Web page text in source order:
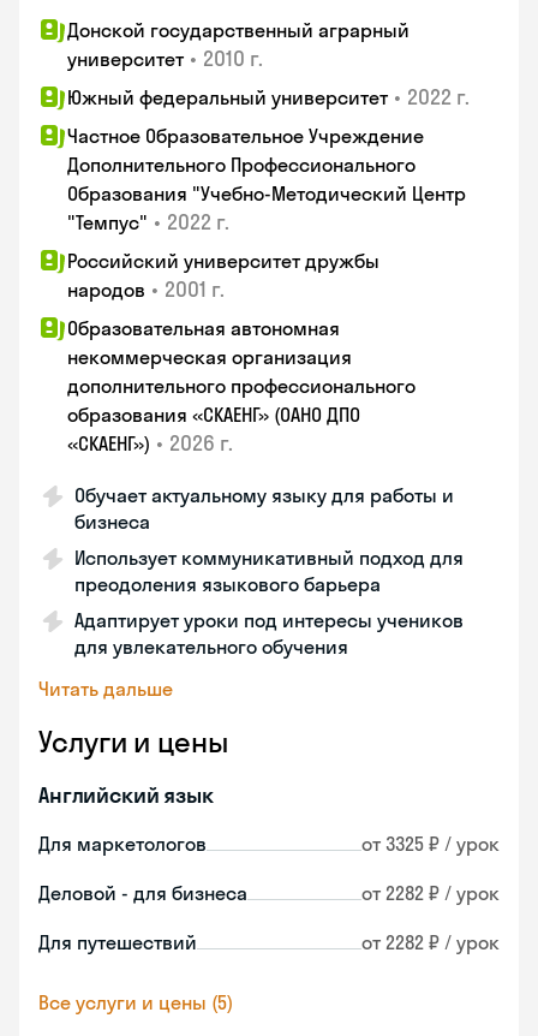
Донской государственный аграрный
университет • 2010 г.
Южный федеральный университет • 2022 г.
Частное Образовательное Учреждение
Дополнительного Профессионального
Образования "Учебно-Методический Центр
"Темпус" • 2022 г.
Российский университет дружбы
народов • 2001 г.
Образовательная автономная
некоммерческая организация
дополнительного профессионального
образования «СКАЕНГ» (ОАНО ДПО
«СКАЕНГ») • 2026 г.
Обучает актуальному языку для работы и
бизнеса
Использует коммуникативный подход для
преодоления языкового барьера
Адаптирует уроки под интересы учеников
для увлекательного обучения
Читать дальше
Услуги и цены
Английский язык
Для маркетологов от 3325 ₽ / урок
Деловой - для бизнеса от 2282 ₽ / урок
Для путешествий от 2282 ₽ / урок
Все услуги и цены (5)